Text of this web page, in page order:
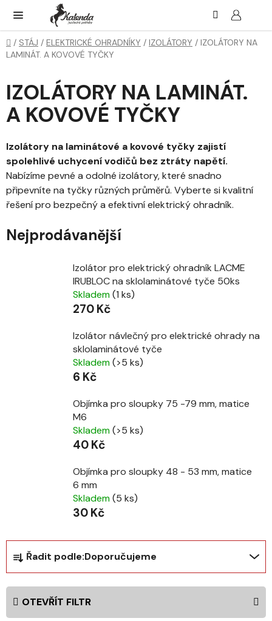
obsah
Domů
/ STÁJ / ELEKTRICKÉ OHRADNÍKY / IZOLÁTORY / IZOLÁTORY NA
LAMINÁT. A KOVOVÉ TYČKY
IZOLÁTORY NA LAMINÁT.
A KOVOVÉ TYČKY
Izolátory na laminátové a kovové tyčky zajistí
spolehlivé uchycení vodičů bez ztráty napětí.
Nabízíme pevné a odolné izolátory, které snadno
připevníte na tyčky různých průměrů. Vyberte si kvalitní
řešení pro bezpečný a efektivní elektrický ohradník.
Nejprodávanější
Izolátor pro elektrický ohradník LACME
IRUBLOC na sklolaminátové tyče 50ks
Skladem(1 ks)
270 Kč
Izolátor návlečný pro elektrické ohrady na
sklolaminátové tyče
Skladem(>5 ks)
6 Kč
Objímka pro sloupky 75 -79 mm, matice
M6
Skladem(>5 ks)
40 Kč
Objímka pro sloupky 48 - 53 mm, matice
6 mm
Skladem(5 ks)
30 Kč
a
z
e
n
Řadit podle:Doporučujeme
OTEVŘÍT FILTR